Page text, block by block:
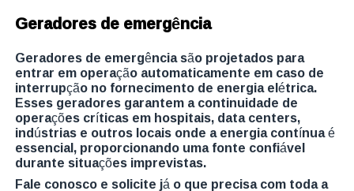
Geradores de emergência
Geradores de emergência são projetados para
entrar em operação automaticamente em caso de
interrupção no fornecimento de energia elétrica.
Esses geradores garantem a continuidade de
operações críticas em hospitais, data centers,
indústrias e outros locais onde a energia contínua é
essencial, proporcionando uma fonte confiável
durante situações imprevistas.
Fale conosco e solicite já o que precisa com toda a